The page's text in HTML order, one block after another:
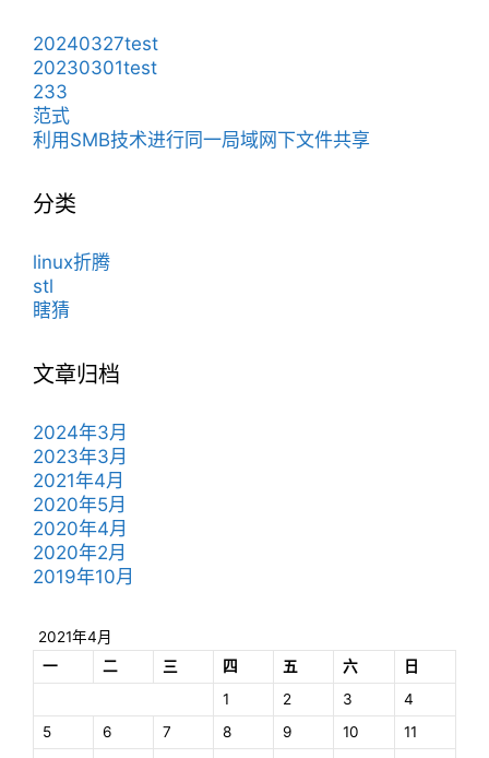
20240327test
20230301test
233
范式
利用SMB技术进行同一局域网下文件共享
分类
linux折腾
stl
瞎猜
文章归档
2024年3月
2023年3月
2021年4月
2020年5月
2020年4月
2020年2月
2019年10月
2021年4月
一
二 三 四 五 六
日
1
2 3
4
5
6 7 8 9 10
11